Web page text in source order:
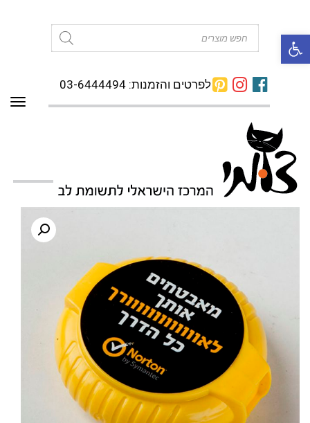
פתח סרגל נגישות
לפרטים והזמנות: 03-6444494